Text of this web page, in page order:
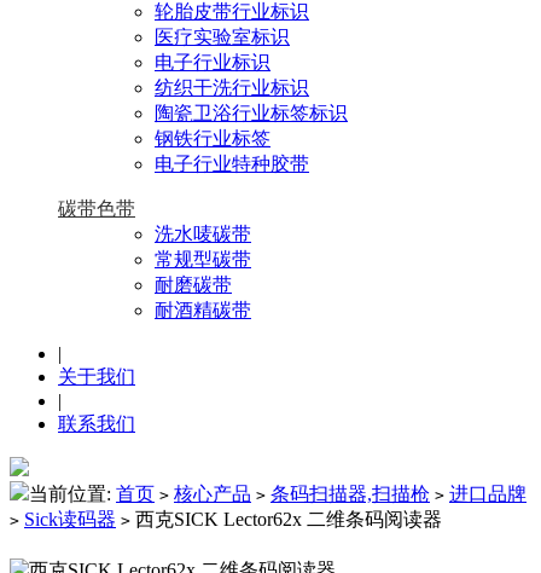
轮胎皮带行业标识
医疗实验室标识
电子行业标识
纺织干洗行业标识
陶瓷卫浴行业标签标识
钢铁行业标签
电子行业特种胶带
碳带色带
洗水唛碳带
常规型碳带
耐磨碳带
耐酒精碳带
|
关于我们
|
联系我们
当前位置: 首页 > 核心产品 > 条码扫描器,扫描枪 > 进口品牌
> Sick读码器 > 西克SICK Lector62x 二维条码阅读器